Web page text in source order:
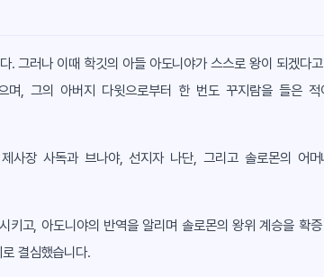
그러나 이때 학깃의 아들 아도니야가 스스로 왕이 되겠다
, 그의 아버지 다윗으로부터 한 번도 꾸지람을 들은 적
사장 사독과 브나야, 선지자 나단, 그리고 솔로몬의 어
고, 아도니야의 반역을 알리며 솔로몬의 왕위 계승을 확
결심했습니다.